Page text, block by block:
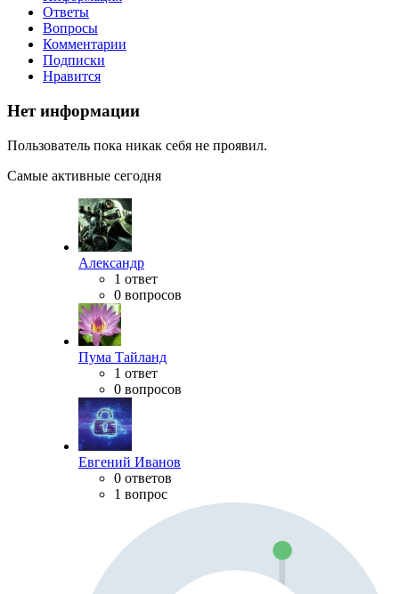
Ответы
Вопросы
Комментарии
Подписки
Нравится
Нет информации
Пользователь пока никак себя не проявил.
Самые активные сегодня
Александр
1 ответ
0 вопросов
Пума Тайланд
1 ответ
0 вопросов
Евгений Иванов
0 ответов
1 вопрос